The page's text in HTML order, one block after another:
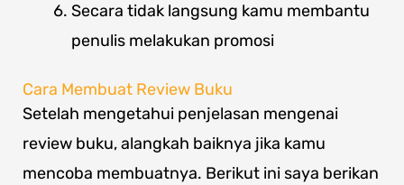
Secara tidak langsung kamu membantu
penulis melakukan promosi
Cara Membuat Review Buku
Setelah mengetahui penjelasan mengenai
review buku, alangkah baiknya jika kamu
mencoba membuatnya. Berikut ini saya berikan